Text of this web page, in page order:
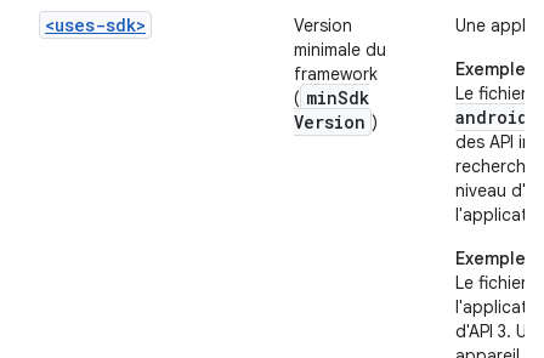
<uses-sdk>
Version
minimale du
framework
( minSdk
Version )
Une
Exemple 1
Le fichier
des API
recherche
niveau
Exemple 2
Le fichier
d'API 3.